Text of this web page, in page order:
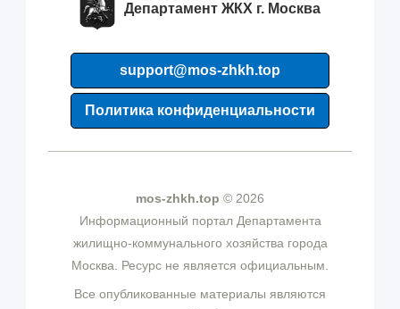
Департамент ЖКХ г. Москва
support@mos-zhkh.top
Политика конфиденциальности
mos-zhkh.top © 2026
Информационный портал Департамента
жилищно-коммунального хозяйства города
Москва. Ресурс не является официальным.
Все опубликованные материалы являются